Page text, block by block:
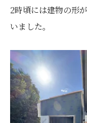
2時頃には建物の形
いました。